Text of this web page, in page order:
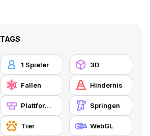
TAGS
1 Spieler 3D
Fallen Hindernis
Plattformen Springen
Tier WebGL